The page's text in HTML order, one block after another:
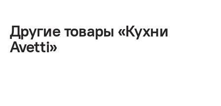
Другие товары «Кухни
Avetti»